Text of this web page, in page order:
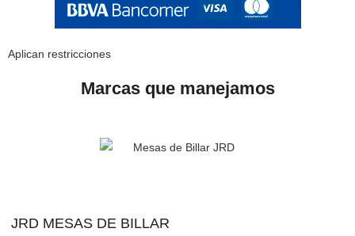
Aplican restricciones
Marcas que manejamos
JRD MESAS DE BILLAR